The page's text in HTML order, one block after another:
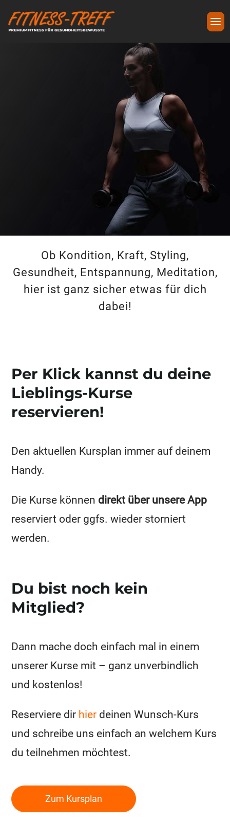
Ob Kondition, Kraft, Styling,
Gesundheit, Entspannung, Meditation,
hier ist ganz sicher etwas für dich
dabei!
Per Klick kannst du deine
Lieblings-Kurse
reservieren!
Den aktuellen Kursplan immer auf deinem
Handy.
Die Kurse können direkt über unsere App
reserviert oder ggfs. wieder storniert
werden.
Du bist noch kein
Mitglied?
Dann mache doch einfach mal in einem
unserer Kurse mit – ganz unverbindlich
und kostenlos!
Reserviere dir hier deinen Wunsch-Kurs
und schreibe uns einfach an welchem Kurs
du teilnehmen möchtest.
Zum Kursplan